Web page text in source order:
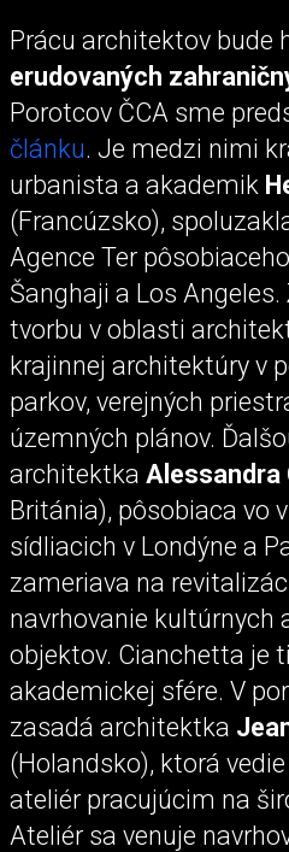
Prácu architektov bude
erudovaných
Porotcov ČCA sme
článku. Je medzi nimi
urbanista a akademik
(Francúzsko),
Agence Ter
Šanghaji a Los
tvorbu v oblasti
krajinnej architektúry v
parkov, verejných
územných plánov.
architektka Alessandra
Británia), pôsobiaca vo
sídliacich v Londýne a
zameriava na
navrhovanie kultúrnych
objektov. Cianchetta je
akademickej sfére. V
zasadá architektka
(Holandsko), ktorá
ateliér pracujúcim na
Ateliér sa venuje